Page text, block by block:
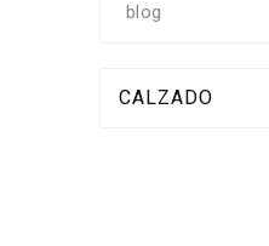
blog
CALZADO